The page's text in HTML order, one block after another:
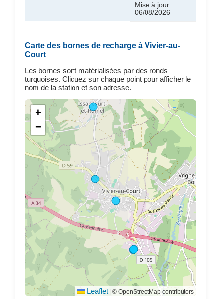
Mise à jour :
06/08/2026
Carte des bornes de recharge à Vivier-au-
Court
Les bornes sont matérialisées par des ronds
turquoises. Cliquez sur chaque point pour afficher le
nom de la station et son adresse.
+
−
Leaflet | © OpenStreetMap contributors